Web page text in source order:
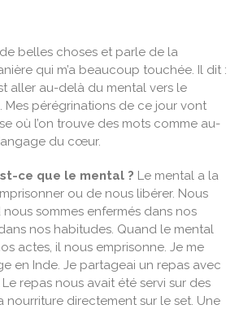
belles choses et parle de la
qui m’a beaucoup touchée. Il dit :
aller au-delà du mental vers le
pérégrinations de ce jour vont
où l’on trouve des mots comme au-
du cœur.
ce que le mental ? Le mental a la
ou de nous libérer. Nous
sommes enfermés dans nos
nos habitudes. Quand le mental
actes, il nous emprisonne. Je me
en Inde. Je partageai un repas avec
repas nous avait été servi sur des
nourriture directement sur le set. Une